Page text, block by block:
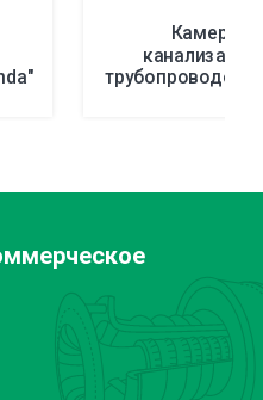
Камера
трубопроводов